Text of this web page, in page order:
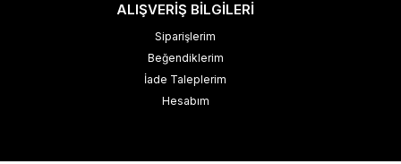
ALIŞVERİŞ BİLGİLERİ
Siparişlerim
Beğendiklerim
İade Taleplerim
Hesabım